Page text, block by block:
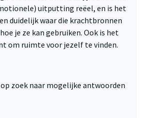
uitputting reëel, en is het
duidelijk waar die krachtbronnen
je ze kan gebruiken. Ook is het
om ruimte voor jezelf te vinden.
op zoek naar mogelijke antwoorden